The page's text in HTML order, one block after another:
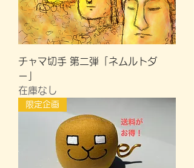
チャマ切手 第二弾「ネムルトダ
ー」
在庫なし
限定企画